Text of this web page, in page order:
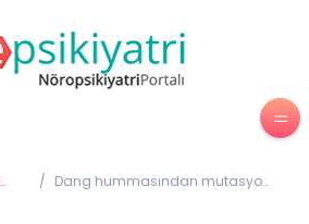
/ Dang hummasından mutasyon